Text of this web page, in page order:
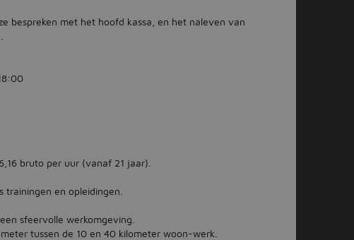
bespreken met het hoofd kassa, en het naleven van
bruto per uur (vanaf 21 jaar).
trainingen en opleidingen.
sfeervolle werkomgeving.
tussen de 10 en 40 kilometer woon-werk.